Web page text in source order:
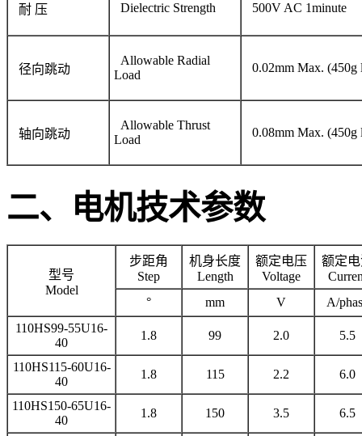
耐 压 Dielectric Strength 500V AC 1minute
径向跳动
Allowable Radial
Load
0.02mm Max. (450g
轴向跳动
Allowable Thrust
Load
0.08mm Max. (450g
二、电机技术参数
型号
Model
步距角
Step
机身长度
Length
额定电压
Voltage
额定
°
mm V
A/
110HS99-55U16-
40
1.8 99 2.0 5.5
110HS115-60U16-
40
1.8 115 2.2 6.0
110HS150-65U16-
40
1.8 150 3.5 6.5